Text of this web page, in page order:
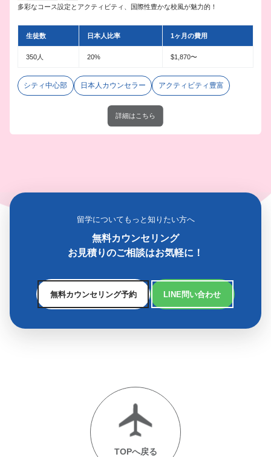
多彩なコース設定とアクティビティ、国際性豊かな校風が魅力的！
生徒数 日本人比率 1ヶ月の費用
350人 20% $1,870〜
シティ中心部 日本人カウンセラー アクティビティ豊富
詳細はこちら
留学についてもっと知りたい方へ
無料カウンセリング
お見積りのご相談はお気軽に！
無料カウンセリング予約 LINE問い合わせ
TOPへ戻る